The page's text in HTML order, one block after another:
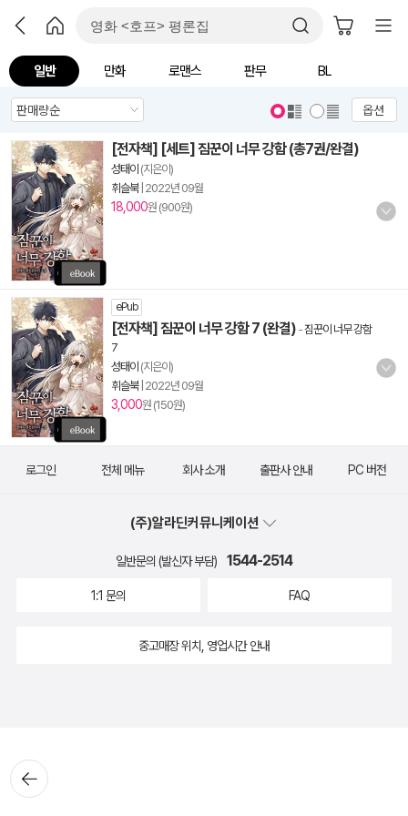
일반 만화 로맨스 판무 BL
옵션
[전자책] [세트] 짐꾼이 너무 강함 (총7권/완결)
성태이 (지은이)
휘슬북| 2022년 09월
18,000원 (900원)
ePub
[전자책] 짐꾼이 너무 강함 7 (완결) -짐꾼이 너무 강함
7
성태이 (지은이)
휘슬북| 2022년 09월
3,000원 (150원)
뒤로가
기
로그인 전체 메뉴 회사 소개 출판사 안내 PC 버전
(주)알라딘커뮤니케이션
일반문의 (발신자 부담) 1544-2514
1:1 문의 FAQ
중고매장 위치, 영업시간 안내